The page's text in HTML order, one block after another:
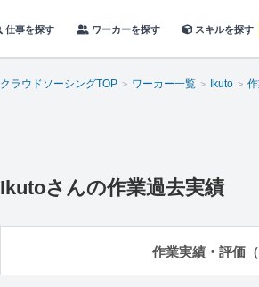
仕事を探す ワーカーを探す スキルを探す
クラウドソーシングTOP ワーカー一覧 Ikuto
Ikutoさんの作業過去実績
作業実績・評価（